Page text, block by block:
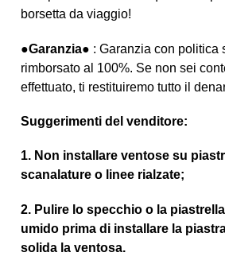
borsetta da viaggio!
●Garanzia● : Garanzia con politica
rimborsato al 100%. Se non sei
effettuato, ti restituiremo tutto il
Suggerimenti del venditore:
1. Non installare ventose su
scanalature o linee rialzate;
2. Pulire lo specchio o la
umido prima di installare la
solida la ventosa.